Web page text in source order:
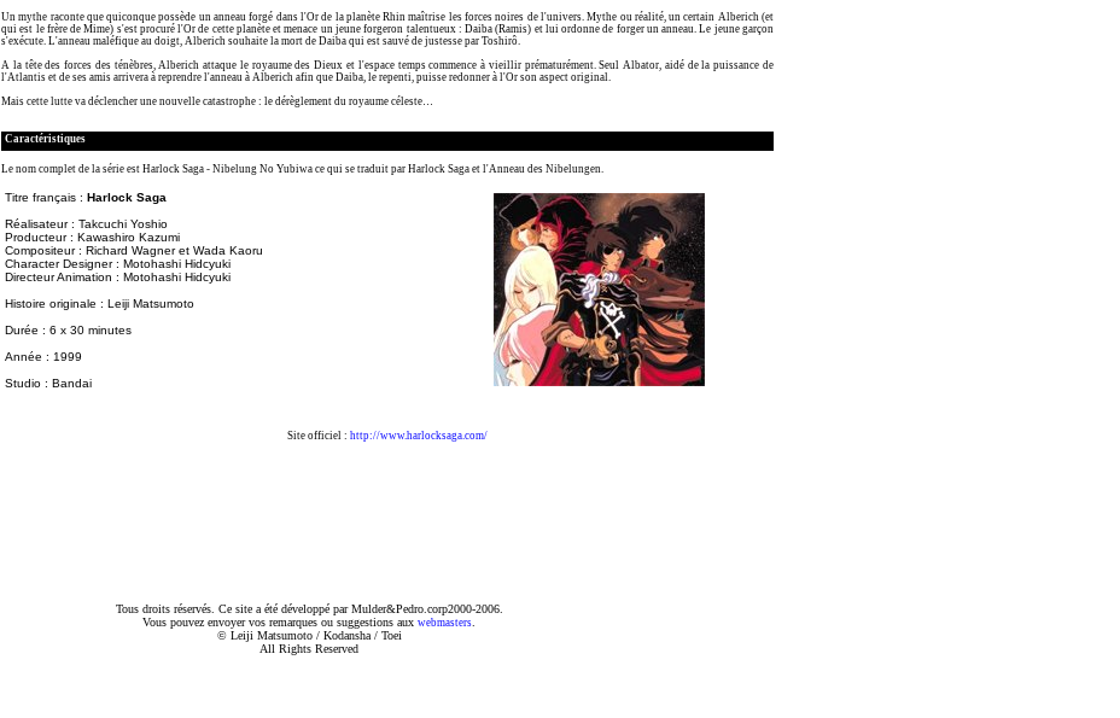
Un mythe raconte que quiconque possède un anneau forgé dans l'Or de la planète Rhin maîtrise les forces noires de l'univers. Mythe ou réalité, un certain Alberich (et
qui est le frère de Mime) s'est procuré l'Or de cette planète et menace un jeune forgeron talentueux : Daiba (Ramis) et lui ordonne de forger un anneau. Le jeune garçon
s'exécute. L'anneau maléfique au doigt, Alberich souhaite la mort de Daiba qui est sauvé de justesse par Toshirô.
A la tête des forces des ténèbres, Alberich attaque le royaume des Dieux et l'espace temps commence à vieillir prématurément. Seul Albator, aidé de la puissance de
l'Atlantis et de ses amis arrivera à reprendre l'anneau à Alberich afin que Daiba, le repenti, puisse redonner à l'Or son aspect original.
Mais cette lutte va déclencher une nouvelle catastrophe : le dérèglement du royaume céleste…
Caractéristiques
Le nom complet de la série est Harlock Saga - Nibelung No Yubiwa ce qui se traduit par Harlock Saga et l'Anneau des Nibelungen.
Titre français : Harlock Saga
Réalisateur : Takcuchi Yoshio
Producteur : Kawashiro Kazumi
Compositeur : Richard Wagner et Wada Kaoru
Character Designer : Motohashi Hidcyuki
Directeur Animation : Motohashi Hidcyuki
Histoire originale : Leiji Matsumoto
Durée : 6 x 30 minutes
Année : 1999
Studio : Bandai
Site officiel : http://www.harlocksaga.com/
Tous droits réservés. Ce site a été développé par Mulder&Pedro.corp2000-2006.
Vous pouvez envoyer vos remarques ou suggestions aux webmasters
© Leiji Matsumoto / Kodansha / Toei
All Rights Reserved